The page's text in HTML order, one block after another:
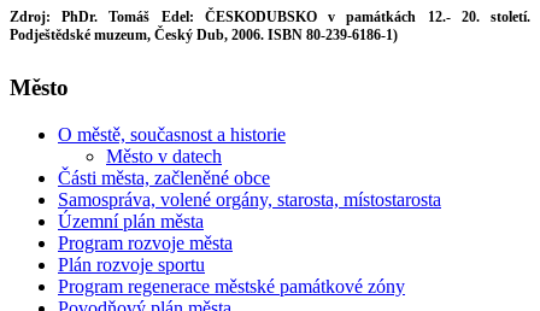
Zdroj: PhDr. Tomáš Edel: ČESKODUBSKO v památkách 12.- 20. století.
Podještědské muzeum, Český Dub, 2006. ISBN 80-239-6186-1)
Město
O městě, současnost a historie
Město v datech
Části města, začleněné obce
Samospráva, volené orgány, starosta, místostarosta
Územní plán města
Program rozvoje města
Plán rozvoje sportu
Program regenerace městské památkové zóny